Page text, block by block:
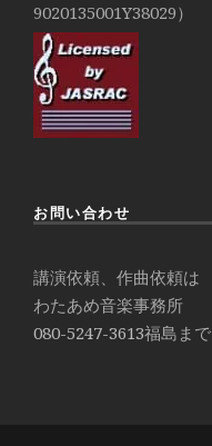
9020135001Y38029）
お問い合わせ
講演依頼、作曲依頼は
わたあめ音楽事務所
080-5247-3613福島まで